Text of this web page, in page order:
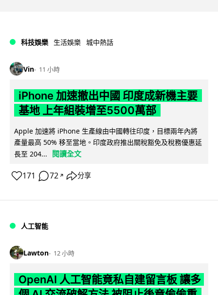
科技娛樂 生活娛樂 城中熱話
Vin 11 小時
iPhone 加速撤出中國 印度成新機主要
基地 上年組裝增至5500萬部
Apple 加速將 iPhone 生產線由中國轉往印度，目標兩年內將
產量最高 50% 移至當地。印度政府推出關稅豁免及稅務優惠延
長至 204...
閱讀全文
171 72 ↗ 分享
人工智能
Lawton 12 小時
OpenAI 人工智能竟私自建留言板 讓多